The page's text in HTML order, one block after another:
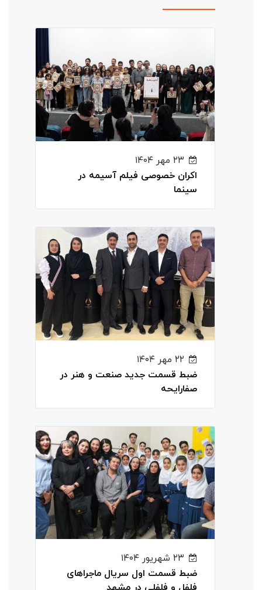
اکران خصوصی فیلم آسیمه در
سینما
ضبط قسمت جدید صنعت و هنر در
صفارایحه
ضبط قسمت اول سریال ماجراهای